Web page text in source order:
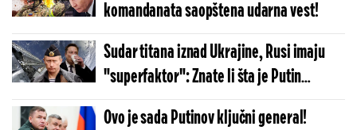
komandanata saopštena udarna vest!
Sudar titana iznad Ukrajine, Rusi imaju
"superfaktor": Znate li šta je Putin
napravio?
Ovo je sada Putinov ključni general!